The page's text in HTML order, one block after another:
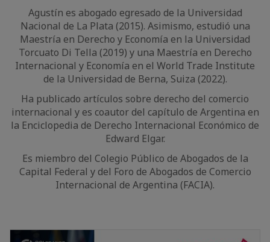
Agustín es abogado egresado de la Universidad
Nacional de La Plata (2015). Asimismo, estudió una
Maestría en Derecho y Economía en la Universidad
Torcuato Di Tella (2019) y una Maestría en Derecho
Internacional y Economía en el World Trade Institute
de la Universidad de Berna, Suiza (2022).
Ha publicado artículos sobre derecho del comercio
internacional y es coautor del capítulo de Argentina en
la Enciclopedia de Derecho Internacional Económico de
Edward Elgar.
Es miembro del Colegio Público de Abogados de la
Capital Federal y del Foro de Abogados de Comercio
Internacional de Argentina (FACIA).